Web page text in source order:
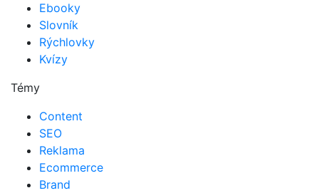
Ebooky
Slovník
Rýchlovky
Kvízy
Témy
Content
SEO
Reklama
Ecommerce
Brand